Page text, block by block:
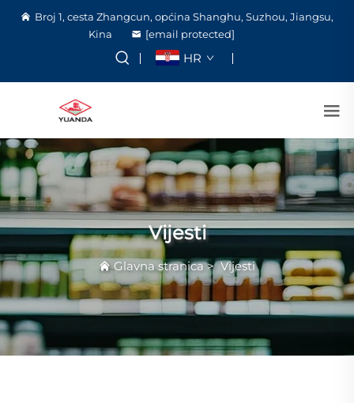
Broj 1, cesta Zhangcun, općina Shanghu, Suzhou, Jiangsu,
Kina
[email protected]
HR
Vijesti
Glavna stranica>Vijesti